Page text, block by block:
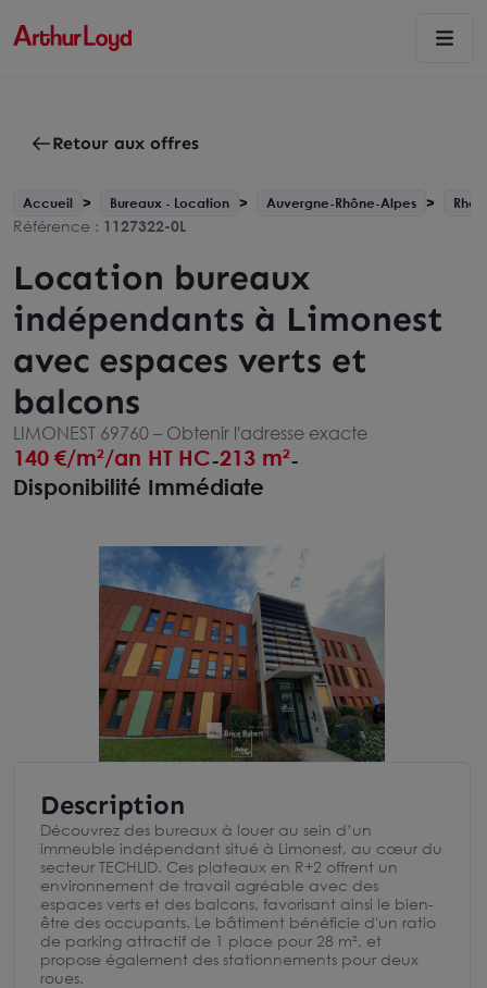
Retour aux offres
Accueil Bureaux - Location Auvergne-Rhône-Alpes
Référence : 1127322-0L
Location bureaux
indépendants à Limonest
avec espaces verts et
balcons
LIMONEST 69760 – Obtenir l'adresse exacte
140 €/m²/an HT HC-213 m²-
Disponibilité Immédiate
Description
Découvrez des bureaux à louer au sein d’un
immeuble indépendant situé à Limonest, au cœur du
secteur TECHLID. Ces plateaux en R+2 offrent un
environnement de travail agréable avec des
espaces verts et des balcons, favorisant ainsi le bien-
être des occupants. Le bâtiment bénéficie d'un ratio
de parking attractif de 1 place pour 28 m², et
propose également des stationnements pour deux
roues.